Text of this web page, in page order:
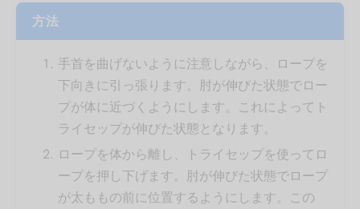
方法
手首を曲げないように注意しながら、ロープを
下向きに引っ張ります。肘が伸びた状態でロー
プが体に近づくようにします。これによってト
ライセップが伸びた状態となります。
ロープを体から離し、トライセップを使ってロ
ープを押し下げます。肘が伸びた状態でロープ
が太ももの前に位置するようにします。この